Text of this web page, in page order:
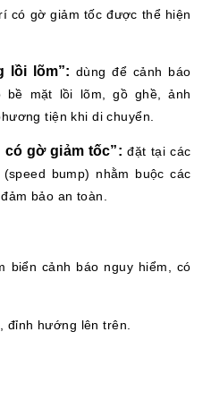
có gờ giảm tốc được thể hiện
lồi lõm”: dùng để cảnh báo
mặt lồi lõm, gồ ghề, ảnh
tiện khi di chuyển.
có gờ giảm tốc”: đặt tại các
bump) nhằm buộc các
bảo an toàn.
biển cảnh báo nguy hiểm, có
đỉnh hướng lên trên.